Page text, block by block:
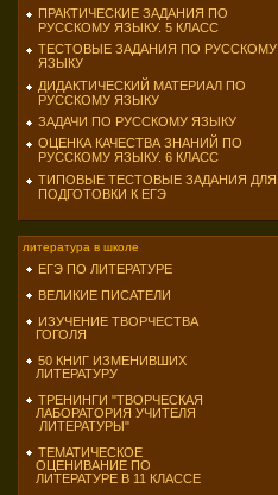
ПРАКТИЧЕСКИЕ ЗАДАНИЯ ПО
РУССКОМУ ЯЗЫКУ. 5 КЛАСС
ТЕСТОВЫЕ ЗАДАНИЯ ПО РУССКОМУ
ЯЗЫКУ
ДИДАКТИЧЕСКИЙ МАТЕРИАЛ ПО
РУССКОМУ ЯЗЫКУ
ЗАДАЧИ ПО РУССКОМУ ЯЗЫКУ
ОЦЕНКА КАЧЕСТВА ЗНАНИЙ ПО
РУССКОМУ ЯЗЫКУ. 6 КЛАСС
ТИПОВЫЕ ТЕСТОВЫЕ ЗАДАНИЯ ДЛЯ
ПОДГОТОВКИ К ЕГЭ
литература в школе
ЕГЭ ПО ЛИТЕРАТУРЕ
ВЕЛИКИЕ ПИСАТЕЛИ
ИЗУЧЕНИЕ ТВОРЧЕСТВА
ГОГОЛЯ
50 КНИГ ИЗМЕНИВШИХ
ЛИТЕРАТУРУ
ТРЕНИНГИ "ТВОРЧЕСКАЯ
ЛАБОРАТОРИЯ УЧИТЕЛЯ
ЛИТЕРАТУРЫ"
ТЕМАТИЧЕСКОЕ
ОЦЕНИВАНИЕ ПО
ЛИТЕРАТУРЕ В 11 КЛАССЕ